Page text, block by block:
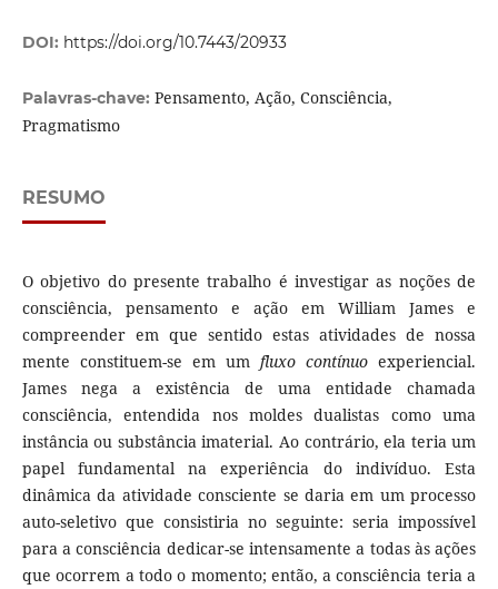
DOI: https://doi.org/10.7443/20933
Palavras-chave: Pensamento, Ação, Consciência,
Pragmatismo
RESUMO
O objetivo do presente trabalho é investigar as noções de
consciência, pensamento e ação em William James e
compreender em que sentido estas atividades de nossa
mente constituem-se em umfluxo contínuo experiencial.
James nega a existência de uma entidade chamada
consciência, entendida nos moldes dualistas como uma
instância ou substância imaterial. Ao contrário, ela teria um
papel fundamental na experiência do indivíduo. Esta
dinâmica da atividade consciente se daria em um processo
auto-seletivo que consistiria no seguinte: seria impossível
para a consciência dedicar-se intensamente a todas às ações
que ocorrem a todo o momento; então, a consciência teria a